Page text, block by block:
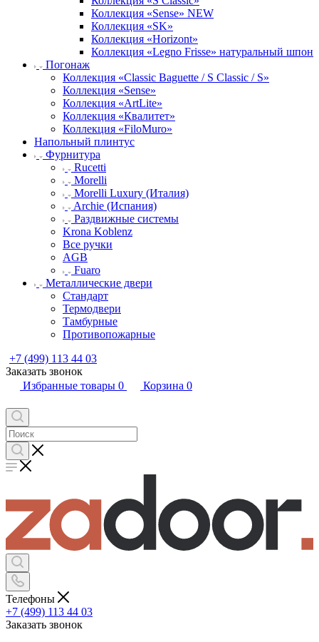
Коллекция «Sense» NEW
Коллекция «SK»
Коллекция «Horizont»
Коллекция «Legno Frisse» натуральный шпон
Погонаж
Коллекция «Classic Baguette / S Classic / S»
Коллекция «Sense»
Коллекция «ArtLite»
Коллекция «Квалитет»
Коллекция «FiloMuro»
Напольный плинтус
Фурнитура
Rucetti
Morelli
Morelli Luxury (Италия)
Archie (Испания)
Раздвижные системы
Krona Koblenz
Все ручки
AGB
Fuaro
Металлические двери
Стандарт
Термодвери
Тамбурные
Противопожарные
+7 (499) 113 44 03
Заказать звонок
Избранные товары 0 Корзина 0
Телефоны
+7 (499) 113 44 03
Заказать звонок